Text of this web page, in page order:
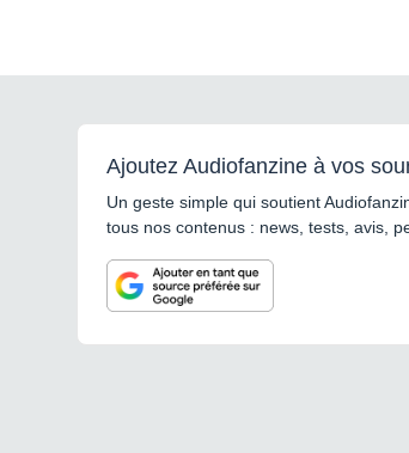
Ajoutez Audiofanzine à vos
Un geste simple qui soutient
tous nos contenus : news, tests, avis,